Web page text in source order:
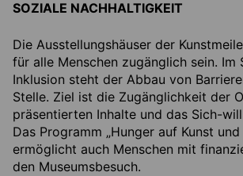
SOZIALE NACHHALTIGKEIT
Die Ausstellungshäuser der
für alle Menschen zugänglich sein. Im
Inklusion steht der Abbau von
Stelle. Ziel ist die Zugänglichkeit der
präsentierten Inhalte und das Sich-
Das Programm „Hunger auf Kunst und
ermöglicht auch Menschen mit
den Museumsbesuch.